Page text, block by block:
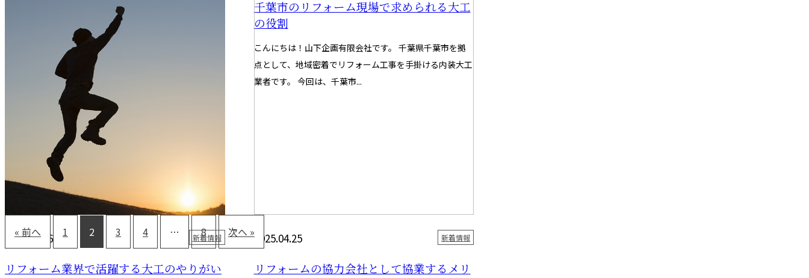
求職者向け！リフォームで差をつける内装
こんにちは！山下企画有限会社です。 千葉県千葉市を拠
点に、リフォーム工事を承る内装大工業者です。 今回
は、求職者向けに、内装大工技...
千葉市のリフォーム現場で求められる大工
の役割
こんにちは！山下企画有限会社です。 千葉県千葉市を拠
点として、地域密着でリフォーム工事を手掛ける内装大工
業者です。 今回は、千葉市...
2025.04.26 新着情報
リフォーム業界で活躍する大工のやりがい
2025.04.25 新着情報
リフォームの協力会社として協業するメリ
« 前へ 1 2 3 4 … 8 次へ »